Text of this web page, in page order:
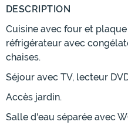
DESCRIPTION
Cuisine avec four et
réfrigérateur avec
chaises.
Séjour avec TV, lecteur
Accès jardin.
Salle d'eau séparée avec